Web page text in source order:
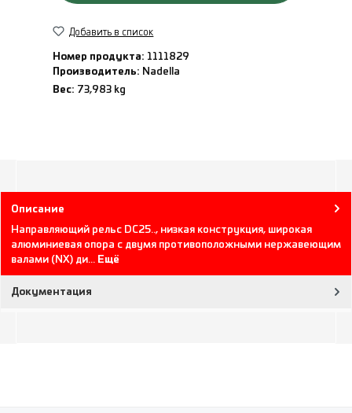
Добавить в список
Номер продукта: 1111829
Производитель: Nadella
Вес: 73,983 kg
Описание
Направляющий рельс DC25.., низкая конструкция, широкая
алюминиевая опора с двумя противоположными нержавеющим
валами (NX) ди… Ещё
Документация